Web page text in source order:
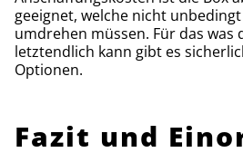
geeignet, welche nicht
umdrehen müssen. Für das was
letztendlich kann gibt es
Optionen.
Fazit und